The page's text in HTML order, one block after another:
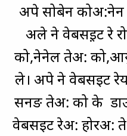
अपे सोबेन कोअ:नेन
अले ने वेबसइ़ट रे
को,नेनेल तेअ:
ले। अपे ने वेबसइट
सनङ तेअ: को के
वेबसइट रेअ: होरअ: ते